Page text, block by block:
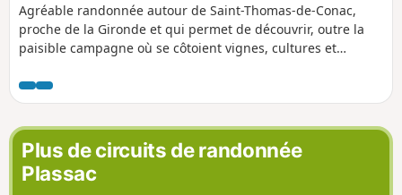
Agréable randonnée autour de Saint-Thomas-de-Conac,
proche de la Gironde et qui permet de découvrir, outre la
paisible campagne où se côtoient vignes, cultures et
Saint-Thomas-de-Conac et quelques beaux exemples de
bâtis traditionnels.
Plus de circuits de randonnée
Plassac